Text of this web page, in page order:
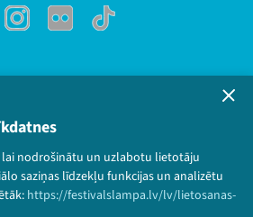
lai nodrošinātu un uzlabotu lietotāju
saziņas līdzekļu funkcijas un analizētu
https://festivalslampa.lv/lv/lietosanas-
Instagram
Flick TikTok
politika
LAMPA Visas tiesības